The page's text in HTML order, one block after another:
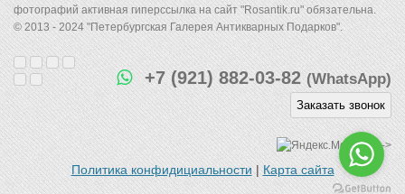
фотографий активная гиперссылка на сайт "Rosantik.ru" обязательна.
© 2013 - 2024 "Петербургская Галерея Антикварных Подарков".
+7 (921) 882-03-82(WhatsApp)
Заказать звонок
-->
Политика конфидициальности|Карта сайта